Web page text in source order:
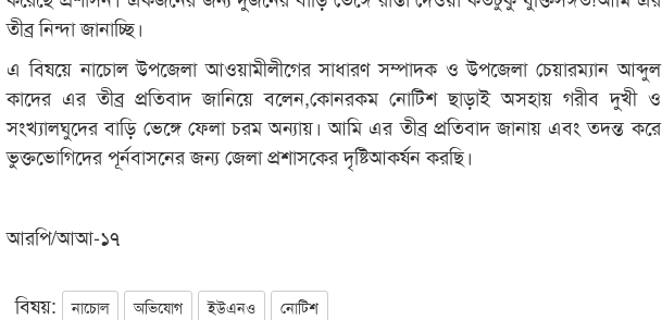
তীব্র নিন্দা জানাচ্ছি।
এ বিষয়ে নাচোল উপজেলা আওয়ামীলীগের সাধারণ সম্পাদক ও উপজেলা চেয়ারম্যান আব্দুল
কাদের এর তীব্র প্রতিবাদ জানিয়ে বলেন,কোনরকম নোটিশ ছাড়াই অসহায় গরীব দুখী ও
সংখ্যালঘুদের বাড়ি ভেঙ্গে ফেলা চরম অন্যায়। আমি এর তীব্র প্রতিবাদ জানায় এবং তদন্ত করে
ভুক্তভোগিদের পূর্নবাসনের জন্য জেলা প্রশাসকের দৃষ্টিআকর্ষন করছি।
আরপি/আআ-১৭
বিষয়: নাচোল অভিযোগ ইউএনও নোটিশ